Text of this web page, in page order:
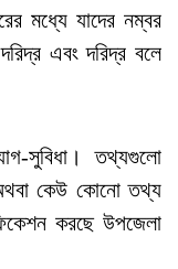
মধ্যে যাদের নম্বর
এবং দরিদ্র বলে
সুবিধা। তথ্যগুলো
কেউ কোনো তথ্য
করছে উপজেলা